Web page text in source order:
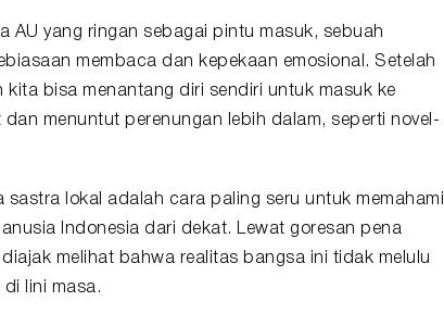
AU yang ringan sebagai pintu masuk, sebuah
membaca dan kepekaan emosional. Setelah
kita bisa menantang diri sendiri untuk masuk ke
menuntut perenungan lebih dalam, seperti novel-
sastra lokal adalah cara paling seru untuk memahami
Indonesia dari dekat. Lewat goresan pena
melihat bahwa realitas bangsa ini tidak melulu
lini masa.